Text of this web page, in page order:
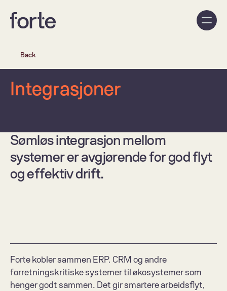
Back
Integrasjoner
Sømløs integrasjon mellom
systemer er avgjørende for god flyt
og effektiv drift.
Forte kobler sammen ERP, CRM og andre
forretningskritiske systemer til økosystemer som
henger godt sammen. Det gir smartere arbeidsflyt,